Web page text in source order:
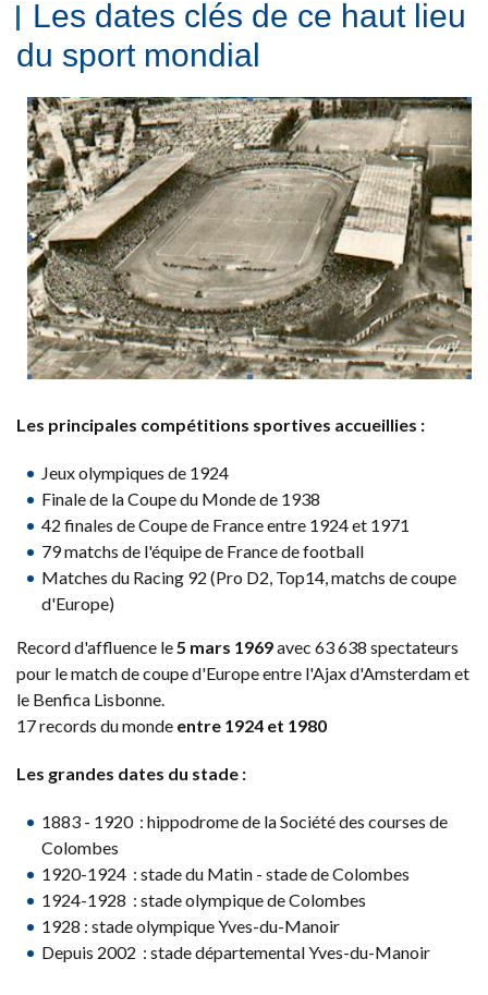
Les dates clés de ce haut lieu
du sport mondial
Les principales compétitions sportives accueillies :
Jeux olympiques de 1924
Finale de la Coupe du Monde de 1938
42 finales de Coupe de France entre 1924 et 1971
79 matchs de l'équipe de France de football
Matches du Racing 92 (Pro D2, Top14, matchs de coupe
d'Europe)
Record d'affluence le 5 mars 1969avec 63 638 spectateurs
pour le match de coupe d'Europe entre l'Ajax d'Amsterdam et
le Benfica Lisbonne.
17 records du monde entre 1924 et 1980
Les grandes dates du stade :
1883 - 1920 : hippodrome de la Société des courses de
Colombes
1920-1924 : stade du Matin - stade de Colombes
1924-1928 : stade olympique de Colombes
1928 : stade olympique Yves-du-Manoir
Depuis 2002 : stade départemental Yves-du-Manoir